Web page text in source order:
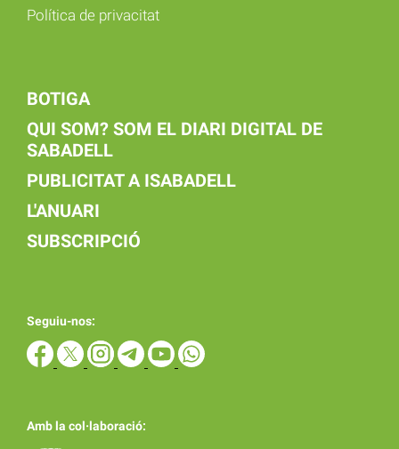
Política de privacitat
BOTIGA
QUI SOM? SOM EL DIARI DIGITAL DE
SABADELL
PUBLICITAT A ISABADELL
L'ANUARI
SUBSCRIPCIÓ
Seguiu-nos:
Amb la col·laboració: